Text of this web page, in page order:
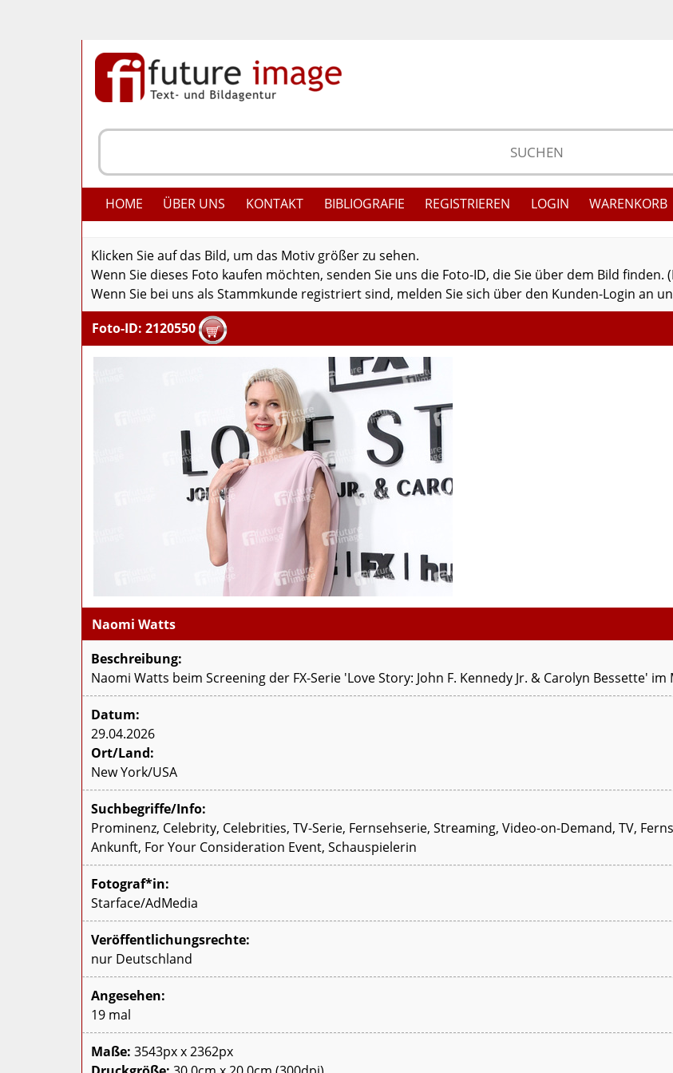
HOME ÜBER UNS KONTAKT BIBLIOGRAFIE REGISTRIEREN LOGIN WARENKORB
Klicken Sie auf das Bild, um das Motiv größer zu sehen.
Wenn Sie dieses Foto kaufen möchten, senden Sie uns die Foto-ID, die Sie über dem Bild
Wenn Sie bei uns als Stammkunde registriert sind, melden Sie sich über den Kunden-Login an
Foto-ID: 2120550
Naomi Watts
Beschreibung:
Naomi Watts beim Screening der FX-Serie 'Love Story: John F. Kennedy Jr. & Carolyn Bessette'
Datum:
29.04.2026
Ort/Land:
New York/USA
Suchbegriffe/Info:
Prominenz, Celebrity, Celebrities, TV-Serie, Fernsehserie, Streaming, Video-on-Demand, TV,
Ankunft, For Your Consideration Event, Schauspielerin
Fotograf*in:
Starface/AdMedia
Veröffentlichungsrechte:
nur Deutschland
Angesehen:
19 mal
Maße: 3543px x 2362px